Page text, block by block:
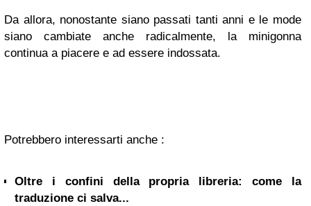
Da allora, nonostante siano passati tanti anni e le mode
siano cambiate anche radicalmente, la minigonna
continua a piacere e ad essere indossata.
Potrebbero interessarti anche :
Oltre i confini della propria libreria: come la
traduzione ci salva...